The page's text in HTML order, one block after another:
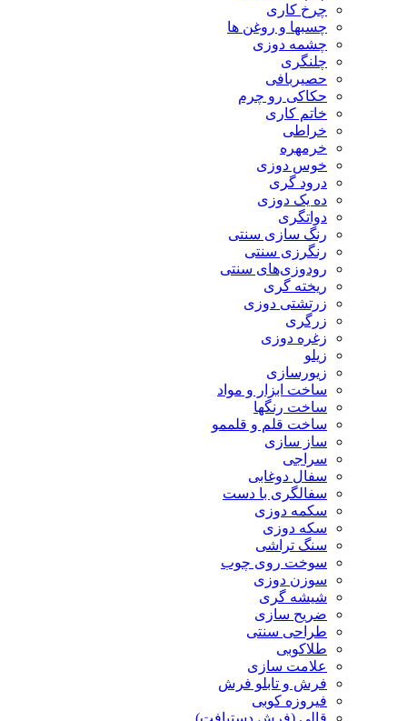
چرخ کاری
چسبها و روغن ها
چشمه دوزی
چلنگری
حصیربافی
حکاکی رو چرم
خاتم کاری
خراطی
خرمهره
خوس دوزی
درود گری
ده یک دوزی
دواتگری
رنگ سازی سنتی
رنگرزی سنتی
رودوزی‌های سنتی
ریخته گری
زرتشتی دوزی
زرگری
زغره دوزی
زیلو
زیورسازی
ساخت ابزار و مواد
ساخت رنگها
ساخت قلم و قلممو
ساز سازی
سراجی
سفال دوغابی
سفالگری با دست
سکمه دوزی
سکه دوزی
سنگ تراشی
سوخت روی چوب
سوزن دوزی
شیشه گری
ضریح سازی
طراحی سنتی
طلاکوبی
علامت سازی
فرش و تابلو فرش
فیروزه کوبی